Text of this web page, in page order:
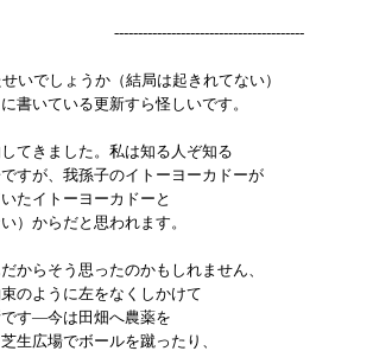
----------------------------------------
いでしょうか（結局は起きれてない）
書いている更新すら怪しいです。
てきました。私は知る人ぞ知る
すが、我孫子のイトーヨーカドーが
たイトーヨーカドーと
）からだと思われます。
からそう思ったのかもしれません、
のように左をなくしかけて
す―今は田畑へ農薬を
生広場でボールを蹴ったり、